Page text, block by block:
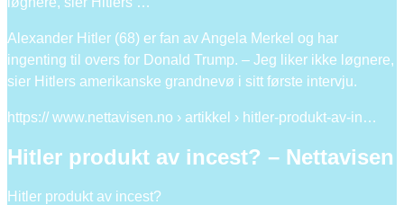
Alexander Hitler (68) er fan av Angela Merkel og har
ingenting til overs for Donald Trump. – Jeg liker ikke løgnere,
sier Hitlers amerikanske grandnevø i sitt første intervju.
https:// www.nettavisen.no › artikkel › hitler-produkt-av-in…
Hitler produkt av incest? – Nettavisen
Hitler produkt av incest?